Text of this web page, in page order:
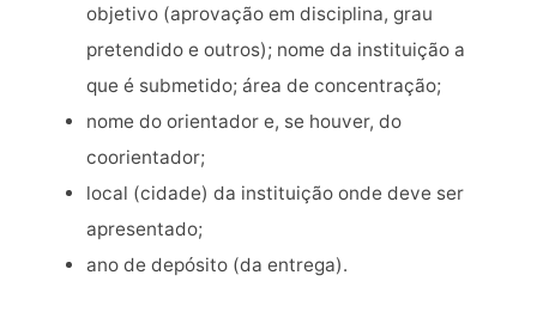
objetivo (aprovação em disciplina, grau
pretendido e outros); nome da instituição a
que é submetido; área de concentração;
nome do orientador e, se houver, do
coorientador;
local (cidade) da instituição onde deve ser
apresentado;
ano de depósito (da entrega).